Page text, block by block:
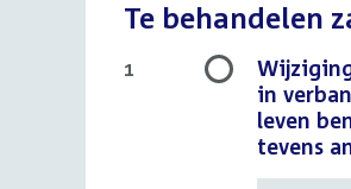
Te behandelen
in
leven
tevens
1